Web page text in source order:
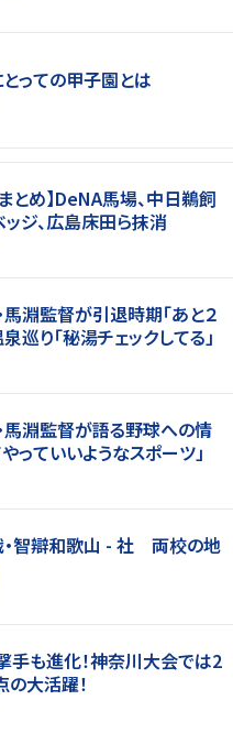
っての甲子園とは
とめ】DeNA馬場、中日鵜飼
ジ、広島床田ら抹消
馬淵監督が引退時期「あと２
巡り「秘湯チェックしてる」
馬淵監督が語る野球への情
っていいようなスポーツ」
・智辯和歌山 - 社 両校の地
手も進化！神奈川大会では2
大活躍！